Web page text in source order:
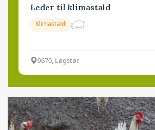
Leder til klimastald
Klimastald
9670, Løgstør